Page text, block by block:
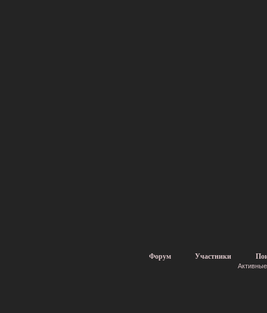
Форум Участники